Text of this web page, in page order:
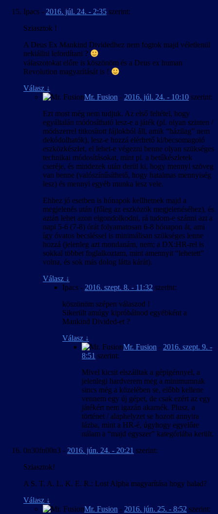
Ipacs - 2016. júl. 24. - 2:35 szerint:
Sziasztok !
A Deus Ex Mankind Dividedhez nem fogtok majd véletlenül
nekiállni lefordítani ?
válaszotokat előre is köszönöm és a Deus ex human
Revolution magyarítását is !
Válasz ↓
Mr. Fusion - 2016. júl. 24. - 10:10 szerint:
Ezt most még nem tudjuk. Az első feltétel, hogy
egyáltalán módosítható lesz-e a játék (pl. olyan szinten /
módszerrel titkosított fájlokból áll, amik “házilag” nem
dekódolhatók), lesz-e hozzá elérhető ki/becsomagoló
eszközkészlet, el lehet-e végezni benne olyan szükséges
technikai módosításokat, mint pl. a betűkészletek
cseréje, és mindezek után derül ki, hogy mennyi szöveg
van benne (valószínűsíthető, hogy hatalmas mennyiség
lesz) és mennyi egyéb munka lesz vele.
Ehhez jó esetben is hónapok kellhetnek majd a
megjelenés után (főleg az eszközök megjelenéséhez), és
aztán lehet azon elgondolkodni, rá tudom-e szánni azt a
napi 5-6 (7-8) órát folyamatosan 6-8 hónapon át, ami
így óvatos becsléssel is minimálisan szükséges lenne
hozzá (jelenleg azt mondanám, nem; a DX:HR-rel is
sokkal többet foglalkoztam, mint amennyit “lehetett”
volna, és sok más dolog látta kárát).
Válasz ↓
Ipacs - 2016. szept. 8. - 11:32 szerint:
köszönöm szépen válaszod !
Sikerült amúgy kipróbálnod egyébként a
Mankind Divided-et ?
Válasz ↓
Mr. Fusion - 2016. szept. 9. -
8:51 szerint:
Mivel kicsit elszálltak a gépigénnyel, a
jelenlegi hardverem meg a minimumnak
sincs még a közelében se, előbb kellene
vennem egy új gépet, de csak ezért az egy
játékért nem igazán akarnék. Plusz, a
történet / alaphelyzet se hozott annyira
lázba, mint a HR-é, úgyhogy egyelőre
nálam a “majd egyszer” kategóriába került.
0n30fn00n3 - 2016. jún. 24. - 20:21 szerint:
Sziasztok!
A S. T. A. L. K. E. R.: Lost Alpha magyarítása hogy halad?
Válasz ↓
Mr. Fusion - 2016. jún. 25. - 8:52 szerint: